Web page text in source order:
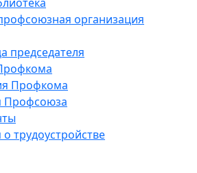
организация
председателя
Профкома
Профсоюза
трудоустройстве